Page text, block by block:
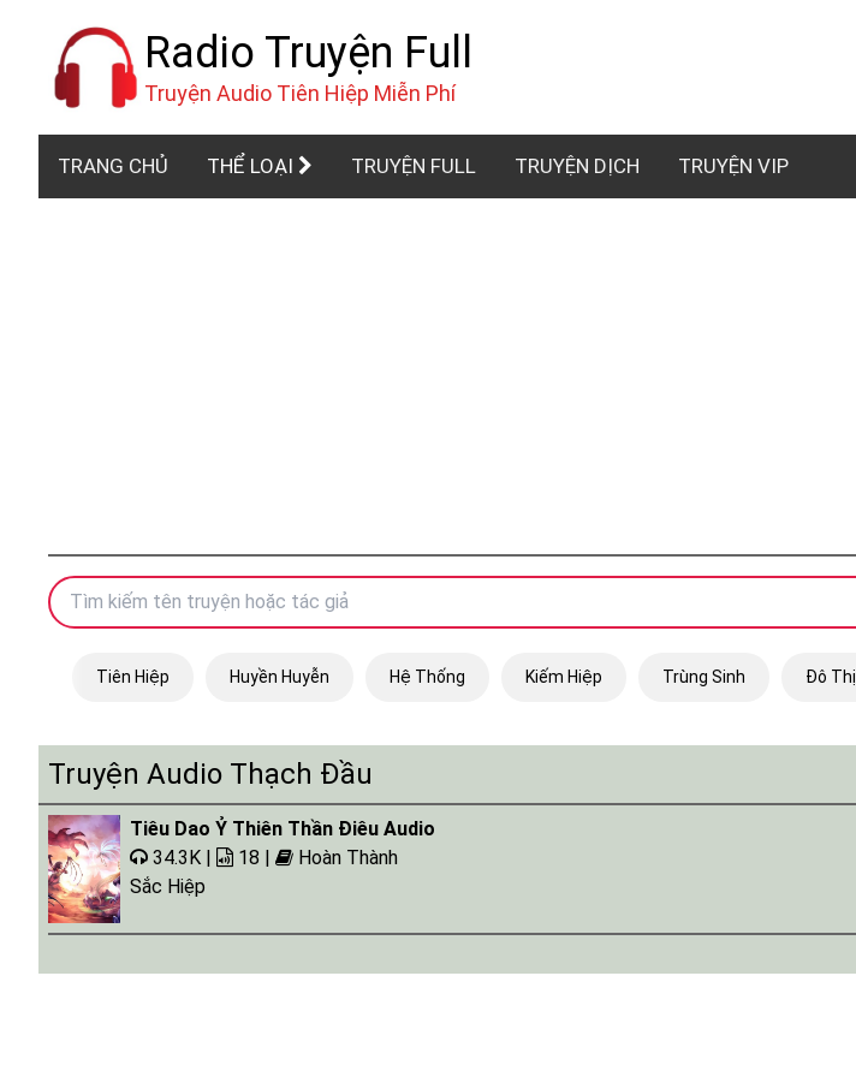
Radio Truyện Full
Truyện Audio Tiên Hiệp Miễn Phí
TRANG CHỦ THỂ LOẠI TRUYỆN FULL TRUYỆN DỊCH TRUYỆN VIP
Tiên Hiệp Huyền Huyễn Hệ Thống Kiếm Hiệp Trùng Sinh Đô Thị
Truyện Audio Thạch Đầu
Tiêu Dao Ỷ Thiên Thần Điêu Audio
34.3K |
18 |
Hoàn Thành
Sắc Hiệp